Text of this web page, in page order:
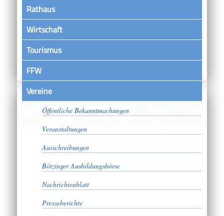
Rathaus
Wirtschaft
Tourismus
FFW
VereineSatzungen
Öffentliche Bekanntmachungen
Veranstaltungen
Ausschreibungen
Bötzinger Ausbildungsbörse
Nachrichtenblatt
Presseberichte